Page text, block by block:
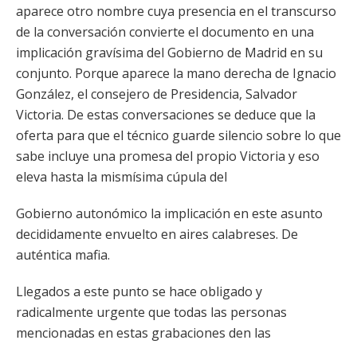
aparece otro nombre cuya presencia en el transcurso
de la conversación convierte el documento en una
implicación gravísima del Gobierno de Madrid en su
conjunto. Porque aparece la mano derecha de Ignacio
González, el consejero de Presidencia, Salvador
Victoria. De estas conversaciones se deduce que la
oferta para que el técnico guarde silencio sobre lo que
sabe incluye una promesa del propio Victoria y eso
eleva hasta la mismísima cúpula del
Gobierno autonómico la implicación en este asunto
decididamente envuelto en aires calabreses. De
auténtica mafia.
Llegados a este punto se hace obligado y
radicalmente urgente que todas las personas
mencionadas en estas grabaciones den las